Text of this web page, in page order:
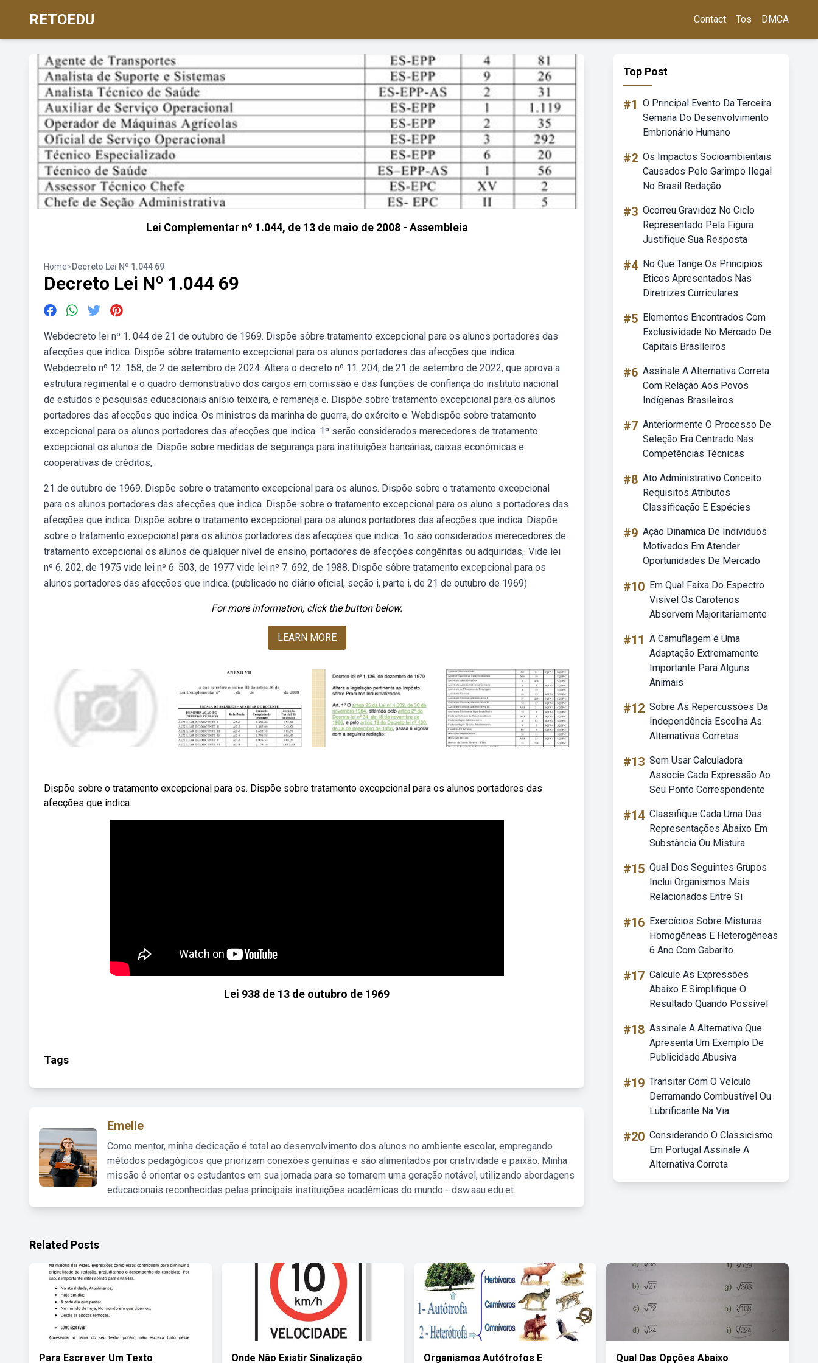
RETOEDU Contact Tos DMCA
Lei Complementar nº 1.044, de 13 de maio de 2008 - Assembleia
Home>Decreto Lei Nº 1.044 69
Decreto Lei Nº 1.044 69
Webdecreto lei nº 1. 044 de 21 de outubro de 1969. Dispõe sôbre tratamento excepcional para os alunos portadores das
afecções que indica. Dispõe sôbre tratamento excepcional para os alunos portadores das afecções que indica.
Webdecreto nº 12. 158, de 2 de setembro de 2024. Altera o decreto nº 11. 204, de 21 de setembro de 2022, que aprova a
estrutura regimental e o quadro demonstrativo dos cargos em comissão e das funções de confiança do instituto nacional
de estudos e pesquisas educacionais anísio teixeira, e remaneja e. Dispõe sobre tratamento excepcional para os alunos
portadores das afecções que indica. Os ministros da marinha de guerra, do exército e. Webdispõe sobre tratamento
excepcional para os alunos portadores das afecções que indica. 1º serão considerados merecedores de tratamento
excepcional os alunos de. Dispõe sobre medidas de segurança para instituições bancárias, caixas econômicas e
cooperativas de créditos,.
21 de outubro de 1969. Dispõe sobre o tratamento excepcional para os alunos. Dispõe sobre o tratamento excepcional
para os alunos portadores das afecções que indica. Dispõe sobre o tratamento excepcional para os aluno s portadores das
afecções que indica. Dispõe sobre o tratamento excepcional para os alunos portadores das afecções que indica. Dispõe
sobre o tratamento excepcional para os alunos portadores das afecções que indica. 1o são considerados merecedores de
tratamento excepcional os alunos de qualquer nível de ensino, portadores de afecções congênitas ou adquiridas,. Vide lei
nº 6. 202, de 1975 vide lei nº 6. 503, de 1977 vide lei nº 7. 692, de 1988. Dispõe sôbre tratamento excepcional para os
alunos portadores das afecções que indica. (publicado no diário oficial, seção i, parte i, de 21 de outubro de 1969)
For more information, click the button below.
LEARN MORE
Dispõe sobre o tratamento excepcional para os. Dispõe sobre tratamento excepcional para os alunos portadores das
afecções que indica.
Lei 938 de 13 de outubro de 1969
Tags
Emelie
Como mentor, minha dedicação é total ao desenvolvimento dos alunos no ambiente escolar, empregando
métodos pedagógicos que priorizam conexões genuínas e são alimentados por criatividade e paixão. Minha
missão é orientar os estudantes em sua jornada para se tornarem uma geração notável, utilizando abordagens
educacionais reconhecidas pelas principais instituições acadêmicas do mundo - dsw.aau.edu.et.
Top Post
#1 O Principal Evento Da Terceira
Semana Do Desenvolvimento
Embrionário Humano
#2 Os Impactos Socioambientais
Causados Pelo Garimpo Ilegal
No Brasil Redação
#3 Ocorreu Gravidez No Ciclo
Representado Pela Figura
Justifique Sua Resposta
#4 No Que Tange Os Principios
Eticos Apresentados Nas
Diretrizes Curriculares
#5 Elementos Encontrados Com
Exclusividade No Mercado De
Capitais Brasileiros
#6 Assinale A Alternativa Correta
Com Relação Aos Povos
Indígenas Brasileiros
#7 Anteriormente O Processo De
Seleção Era Centrado Nas
Competências Técnicas
#8 Ato Administrativo Conceito
Requisitos Atributos
Classificação E Espécies
#9 Ação Dinamica De Individuos
Motivados Em Atender
Oportunidades De Mercado
#10 Em Qual Faixa Do Espectro
Visível Os Carotenos
Absorvem Majoritariamente
#11 A Camuflagem é Uma
Adaptação Extremamente
Importante Para Alguns
Animais
#12 Sobre As Repercussões Da
Independência Escolha As
Alternativas Corretas
#13 Sem Usar Calculadora
Associe Cada Expressão Ao
Seu Ponto Correspondente
#14 Classifique Cada Uma Das
Representações Abaixo Em
Substância Ou Mistura
#15 Qual Dos Seguintes Grupos
Inclui Organismos Mais
Relacionados Entre Si
#16 Exercícios Sobre Misturas
Homogêneas E Heterogêneas
6 Ano Com Gabarito
#17 Calcule As Expressões
Abaixo E Simplifique O
Resultado Quando Possível
#18 Assinale A Alternativa Que
Apresenta Um Exemplo De
Publicidade Abusiva
#19 Transitar Com O Veículo
Derramando Combustível Ou
Lubrificante Na Via
#20 Considerando O Classicismo
Em Portugal Assinale A
Alternativa Correta
Related Posts
Para Escrever Um Texto Onde Não Existir Sinalização Organismos Autótrofos E Qual Das Opções Abaixo